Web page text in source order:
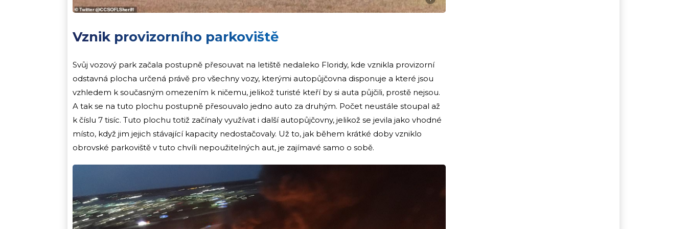
Vznik provizorního parkoviště
Svůj vozový park začala postupně přesouvat na letiště nedaleko Floridy, kde vznikla provizorní
odstavná plocha určená právě pro všechny vozy, kterými autopůjčovna disponuje a které jsou
vzhledem k současným omezením k ničemu, jelikož turisté kteří by si auta půjčili, prostě nejsou.
A tak se na tuto plochu postupně přesouvalo jedno auto za druhým. Počet neustále stoupal až
k číslu 7 tisíc. Tuto plochu totiž začínaly využívat i další autopůjčovny, jelikož se jevila jako vhodné
místo, když jim jejich stávající kapacity nedostačovaly. Už to, jak během krátké doby vzniklo
obrovské parkoviště v tuto chvíli nepoužitelných aut, je zajímavé samo o sobě.